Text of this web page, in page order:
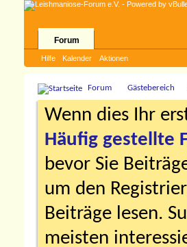
Forum
Hilfe Kalender Aktionen
Forum Gästebereich
Wenn dies Ihr
Häufig gestellte
bevor Sie
um den
Beiträge lesen.
meisten